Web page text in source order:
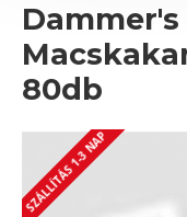
Dammer's
80db
SZÁLLÍTÁS 1-3 NAP